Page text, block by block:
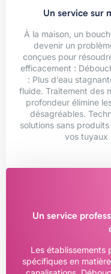
Un service sur
À la maison, un
devenir un
conçues pour
efficacement :
: Plus d’eau
fluide. Traitement des
profondeur élimine
désagréables.
solutions sans
vos tuyaux
Un service
Les établissements
spécifiques en